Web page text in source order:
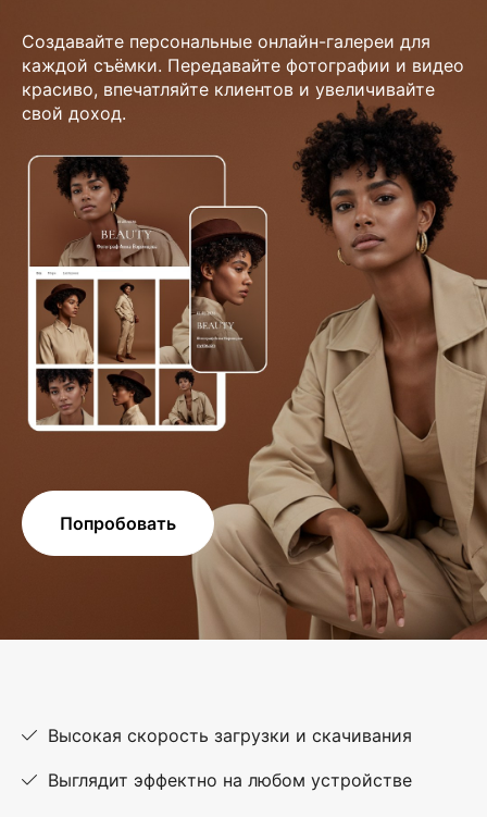
Создавайте персональные онлайн-галереи для
каждой съёмки. Передавайте фотографии и видео
красиво, впечатляйте клиентов и увеличивайте
свой доход.
Попробовать
Высокая скорость загрузки и скачивания
Выглядит эффектно на любом устройстве